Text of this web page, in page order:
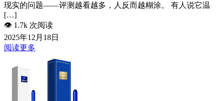
现实的问题——评测越看越多，人反而越糊涂。 有人说它温
[…]
👁️ 1.7k 次阅读
2025年12月18日
阅读更多